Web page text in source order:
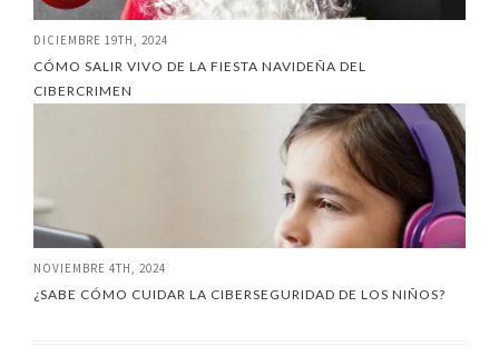
DICIEMBRE 19TH, 2024
CÓMO SALIR VIVO DE LA FIESTA NAVIDEÑA DEL
CIBERCRIMEN
NOVIEMBRE 4TH, 2024
¿SABE CÓMO CUIDAR LA CIBERSEGURIDAD DE LOS NIÑOS?